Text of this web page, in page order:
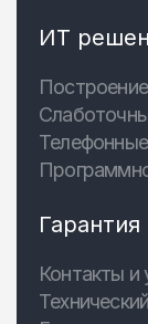
ИТ
Контакты и